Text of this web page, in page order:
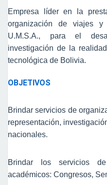
Empresa líder en la
organización de viajes
U.M.S.A., para el
investigación de la
tecnológica de Bolivia.
OBJETIVOS
Brindar servicios de
representación,
nacionales.
Brindar los servicios
académicos: Congresos,